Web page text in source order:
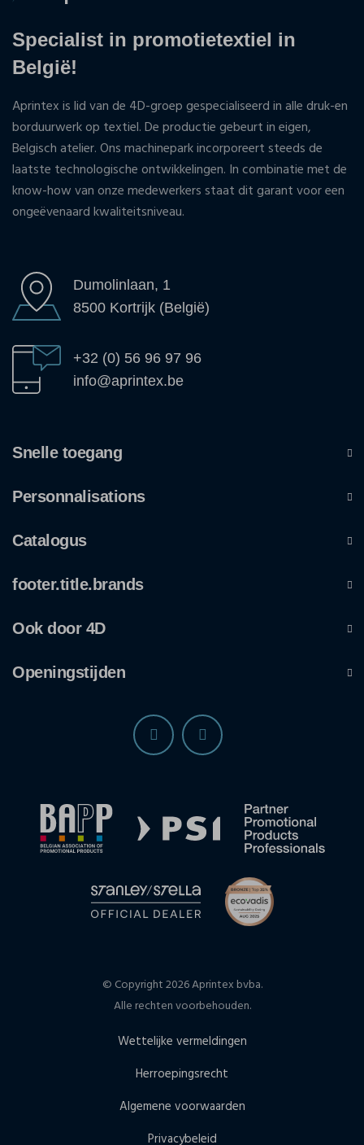
Specialist in promotietextiel in
België!
Aprintex is lid van de 4D-groep gespecialiseerd in alle druk-en
borduurwerk op textiel. De productie gebeurt in eigen,
Belgisch atelier. Ons machinepark incorporeert steeds de
laatste technologische ontwikkelingen. In combinatie met de
know-how van onze medewerkers staat dit garant voor een
ongeëvenaard kwaliteitsniveau.
Dumolinlaan, 1
8500 Kortrijk (België)
+32 (0) 56 96 97 96
info@aprintex.be
Snelle toegang
Personnalisations
Catalogus
footer.title.brands
Ook door 4D
Openingstijden
© Copyright 2026 Aprintex bvba.
Alle rechten voorbehouden.
Wettelijke vermeldingen
Herroepingsrecht
Algemene voorwaarden
Privacybeleid